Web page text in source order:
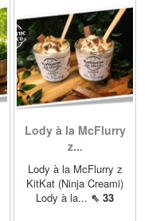
Lody à la McFlurry
z...
Lody à la McFlurry z
KitKat (Ninja Creami)
Lody à la... ⇖ 33